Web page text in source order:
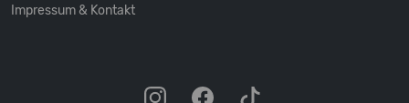
Impressum & Kontakt